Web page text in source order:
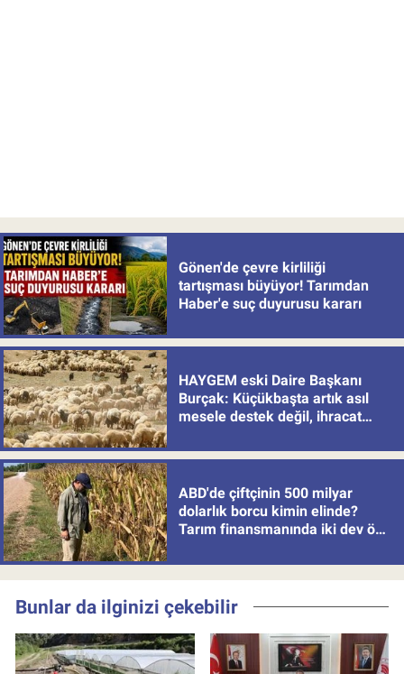
Gönen'de çevre kirliliği
tartışması büyüyor! Tarımdan
Haber'e suç duyurusu kararı
HAYGEM eski Daire Başkanı
Burçak: Küçükbaşta artık asıl
mesele destek değil, ihracat
ABD'de çiftçinin 500 milyar
dolarlık borcu kimin elinde?
Tarım finansmanında iki dev öne
Bunlar da ilginizi çekebilir